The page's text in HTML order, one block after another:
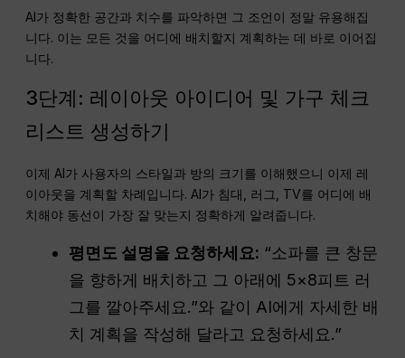
AI가 정확한 공간과 치수를 파악하면 그 조언이 정말 유용해집
니다. 이는 모든 것을 어디에 배치할지 계획하는 데 바로 이어집
니다.
3단계: 레이아웃 아이디어 및 가구 체크
리스트 생성하기
이제 AI가 사용자의 스타일과 방의 크기를 이해했으니 이제 레
이아웃을 계획할 차례입니다. AI가 침대, 러그, TV를 어디에 배
치해야 동선이 가장 잘 맞는지 정확하게 알려줍니다.
평면도 설명을 요청하세요: “소파를 큰 창문
을 향하게 배치하고 그 아래에 5×8피트 러
그를 깔아주세요.”와 같이 AI에게 자세한 배
치 계획을 작성해 달라고 요청하세요.”